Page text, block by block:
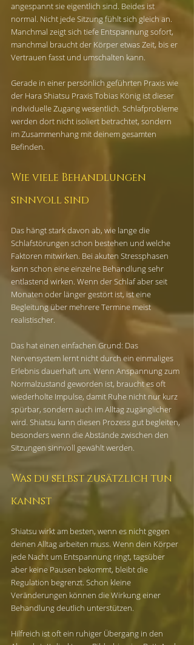
angespannt sie eigentlich sind. Beides ist
normal. Nicht jede Sitzung fühlt sich gleich an.
Manchmal zeigt sich tiefe Entspannung sofort,
manchmal braucht der Körper etwas Zeit, bis er
Vertrauen fasst und umschalten kann.
Gerade in einer persönlich geführten Praxis wie
der Hara Shiatsu Praxis Tobias König ist dieser
individuelle Zugang wesentlich. Schlafprobleme
werden dort nicht isoliert betrachtet, sondern
im Zusammenhang mit deinem gesamten
Befinden.
Wie viele Behandlungen
sinnvoll sind
Das hängt stark davon ab, wie lange die
Schlafstörungen schon bestehen und welche
Faktoren mitwirken. Bei akuten Stressphasen
kann schon eine einzelne Behandlung sehr
entlastend wirken. Wenn der Schlaf aber seit
Monaten oder länger gestört ist, ist eine
Begleitung über mehrere Termine meist
realistischer.
Das hat einen einfachen Grund: Das
Nervensystem lernt nicht durch ein einmaliges
Erlebnis dauerhaft um. Wenn Anspannung zum
Normalzustand geworden ist, braucht es oft
wiederholte Impulse, damit Ruhe nicht nur kurz
spürbar, sondern auch im Alltag zugänglicher
wird. Shiatsu kann diesen Prozess gut begleiten,
besonders wenn die Abstände zwischen den
Sitzungen sinnvoll gewählt werden.
Was du selbst zusätzlich tun
kannst
Shiatsu wirkt am besten, wenn es nicht gegen
deinen Alltag arbeiten muss. Wenn dein Körper
jede Nacht um Entspannung ringt, tagsüber
aber keine Pausen bekommt, bleibt die
Regulation begrenzt. Schon kleine
Veränderungen können die Wirkung einer
Behandlung deutlich unterstützen.
Hilfreich ist oft ein ruhiger Übergang in den